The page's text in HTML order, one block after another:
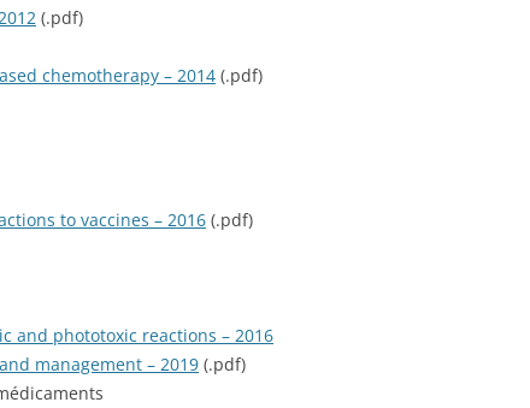
(.pdf)
chemotherapy – 2014 (.pdf)
to vaccines – 2016 (.pdf)
and phototoxic reactions – 2016
management – 2019 (.pdf)